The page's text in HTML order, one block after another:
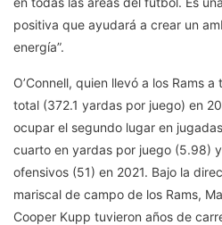
positiva que ayudará a crear un
energía”.
O’Connell, quien llevó a los Rams
total (372.1 yardas por juego) en
ocupar el segundo lugar en
cuarto en yardas por juego (5.98)
ofensivos (51) en 2021. Bajo la
mariscal de campo de los Rams,
Cooper Kupp tuvieron años de